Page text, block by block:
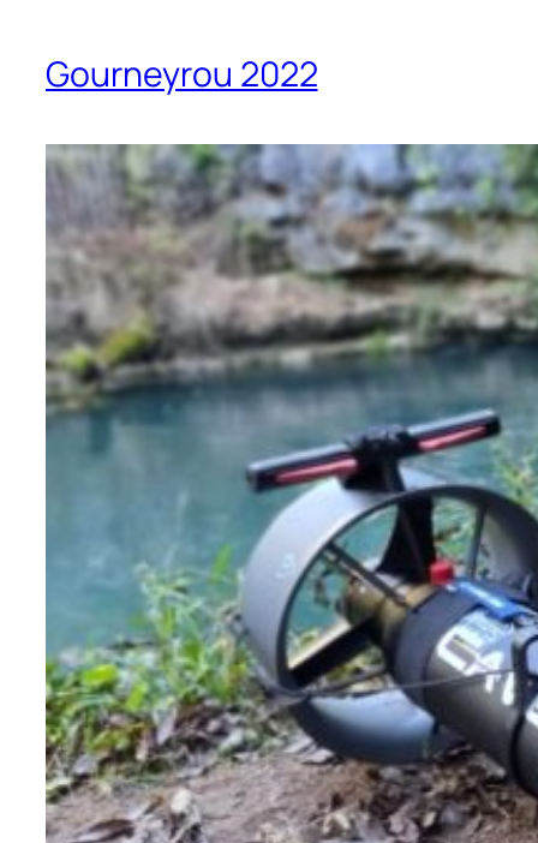
Gourneyrou 2022